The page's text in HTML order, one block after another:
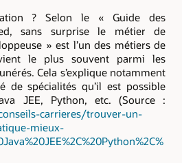
? Selon le « Guide des
sans surprise le métier de
» est l’un des métiers de
le plus souvent parmi les
Cela s’explique notamment
de spécialités qu’il est possible
JEE, Python, etc. (Source :
carrieres/trouver-un-
mieux-